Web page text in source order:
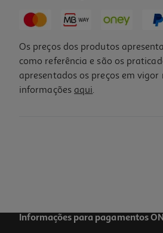
Os preços dos produtos
como referência e são os
apresentados os preços em
informações aqui.
Informações para pagamentos